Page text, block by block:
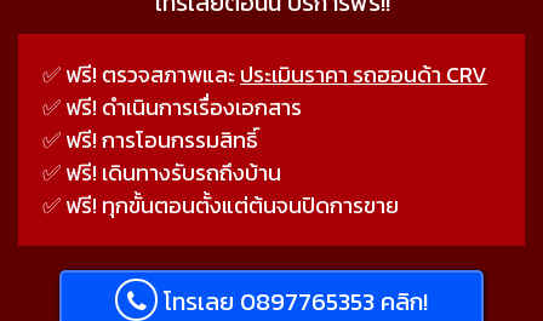
✅ ฟรี! ตรวจสภาพและประเมินราคา รถฮอนด้า CRV
✅ ฟรี! ดำเนินการเรื่องเอกสาร
✅ ฟรี! การโอนกรรมสิทธิ์
✅ ฟรี! เดินทางรับรถถึงบ้าน
✅ ฟรี! ทุกขั้นตอนตั้งแต่ต้นจนปิดการขาย
โทรเลย 0897765353 คลิก!